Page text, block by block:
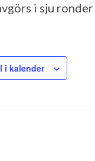
i sju
i kalender